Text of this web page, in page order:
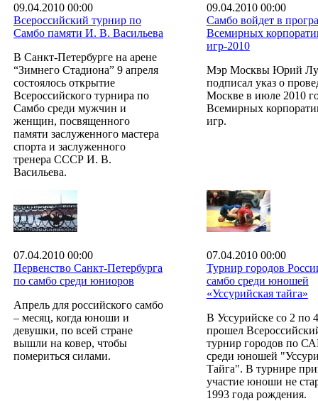
09.04.2010 00:00
Всероссийский турнир по
Самбо памяти И. В. Васильева
В Санкт-Петербурге на арене
“Зимнего Стадиона” 9 апреля
состоялось открытие
Всероссийского турнира по
Самбо среди мужчин и
женщин, посвященного
памяти заслуженного мастера
спорта и заслуженного
тренера СССР И. В.
Васильева.
09.04.2010 00:00
Самбо войдет в
Всемирных
игр-2010
Мэр Москвы Юрий
подписал указ о
Москве в июле 2010
Всемирных
игр.
07.04.2010 00:00
Первенство Санкт-Петербурга
по самбо среди юниоров
Апрель для российского самбо
– месяц, когда юноши и
девушки, по всей стране
вышли на ковер, чтобы
помериться силами.
07.04.2010 00:00
Турнир городов
самбо среди юношей
«Уссурийская тайга»
В Уссурийске со 2 по
прошел
турнир городов по
среди юношей
Тайга". В турнире
участие юноши не
1993 года рождения.